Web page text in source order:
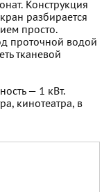
Конструкция
разбирается
просто.
проточной водой
тканевой
— 1 кВт.
кинотеатра, в